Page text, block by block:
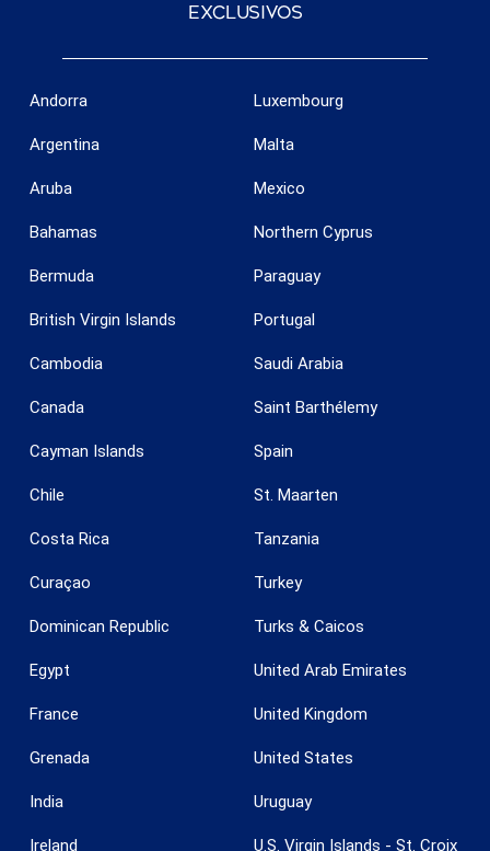
exclusivos
Andorra
Argentina
Aruba
Bahamas
Bermuda
British Virgin Islands
Cambodia
Canada
Cayman Islands
Chile
Costa Rica
Curaçao
Dominican Republic
Egypt
France
Grenada
India
Ireland
Luxembourg
Malta
Mexico
Northern Cyprus
Paraguay
Portugal
Saudi Arabia
Saint Barthélemy
Spain
St. Maarten
Tanzania
Turkey
Turks & Caicos
United Arab Emirates
United Kingdom
United States
Uruguay
U.S. Virgin Islands - St. Croix
Guardar configuración Aceptar todas